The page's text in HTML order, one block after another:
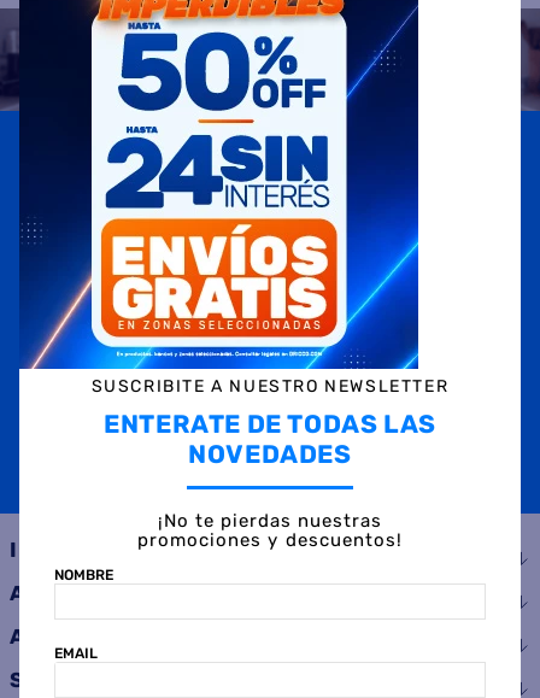
Suscribite a nuestras novedades
OBTENÉ 5% DE DESCUENTO EN TU PRIMERA COMPRA
¡Con tu suscripción enterate de todas las mejores
promociones y ofertas en D'RICCO.COM!
NOMBRE
EMAIL
TELÉFONO
SUSCRIBIRME
INSTITUCIONAL
AYUDA
ATENCIÓN AL CLIENTE
SERVICIOS
SUSCRIBITE A NUESTRO NEWSLETTER
ENTERATE DE TODAS LAS
NOVEDADES
¡No te pierdas nuestras
promociones y descuentos!
NOMBRE
EMAIL